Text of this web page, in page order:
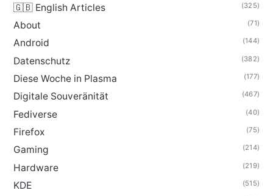
🇬🇧 English Articles (325)
About (71)
Android (144)
Datenschutz (382)
Diese Woche in Plasma (177)
Digitale Souveränität (467)
Fediverse (40)
Firefox (75)
Gaming (214)
Hardware (219)
KDE (515)